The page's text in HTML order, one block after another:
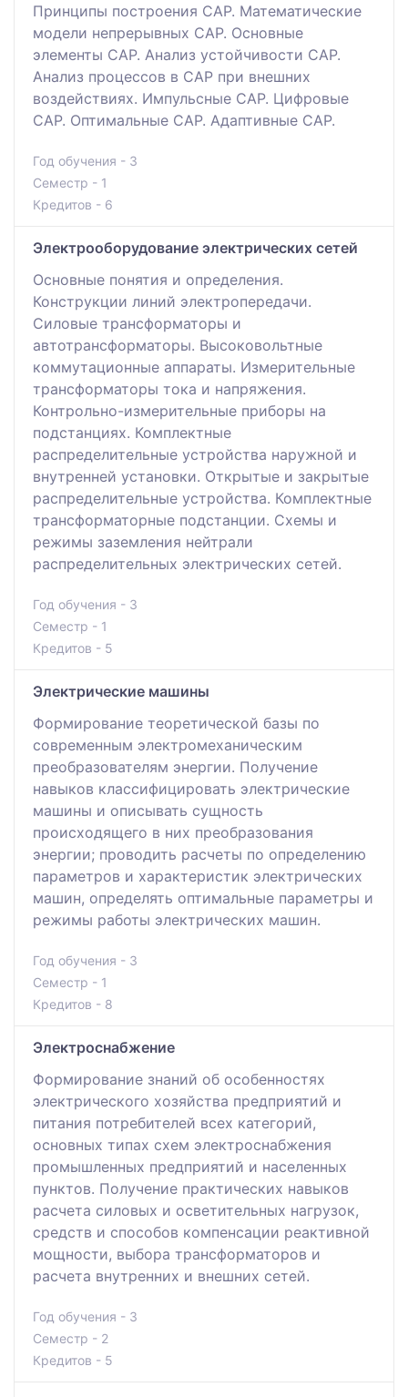
Принципы построения САР. Математические
модели непрерывных САР. Основные
элементы САР. Анализ устойчивости САР.
Анализ процессов в САР при внешних
воздействиях. Импульсные САР. Цифровые
САР. Оптимальные САР. Адаптивные САР.
Год обучения - 3
Семестр - 1
Кредитов - 6
Электрооборудование электрических сетей
Основные понятия и определения.
Конструкции линий электропередачи.
Силовые трансформаторы и
автотрансформаторы. Высоковольтные
коммутационные аппараты. Измерительные
трансформаторы тока и напряжения.
Контрольно-измерительные приборы на
подстанциях. Комплектные
распределительные устройства наружной и
внутренней установки. Открытые и закрытые
распределительные устройства. Комплектные
трансформаторные подстанции. Схемы и
режимы заземления нейтрали
распределительных электрических сетей.
Год обучения - 3
Семестр - 1
Кредитов - 5
Электрические машины
Формирование теоретической базы по
современным электромеханическим
преобразователям энергии. Получение
навыков классифицировать электрические
машины и описывать сущность
происходящего в них преобразования
энергии; проводить расчеты по определению
параметров и характеристик электрических
машин, определять оптимальные параметры и
режимы работы электрических машин.
Год обучения - 3
Семестр - 1
Кредитов - 8
Электроснабжение
Формирование знаний об особенностях
электрического хозяйства предприятий и
питания потребителей всех категорий,
основных типах схем электроснабжения
промышленных предприятий и населенных
пунктов. Получение практических навыков
расчета силовых и осветительных нагрузок,
средств и способов компенсации реактивной
мощности, выбора трансформаторов и
расчета внутренних и внешних сетей.
Год обучения - 3
Семестр - 2
Кредитов - 5